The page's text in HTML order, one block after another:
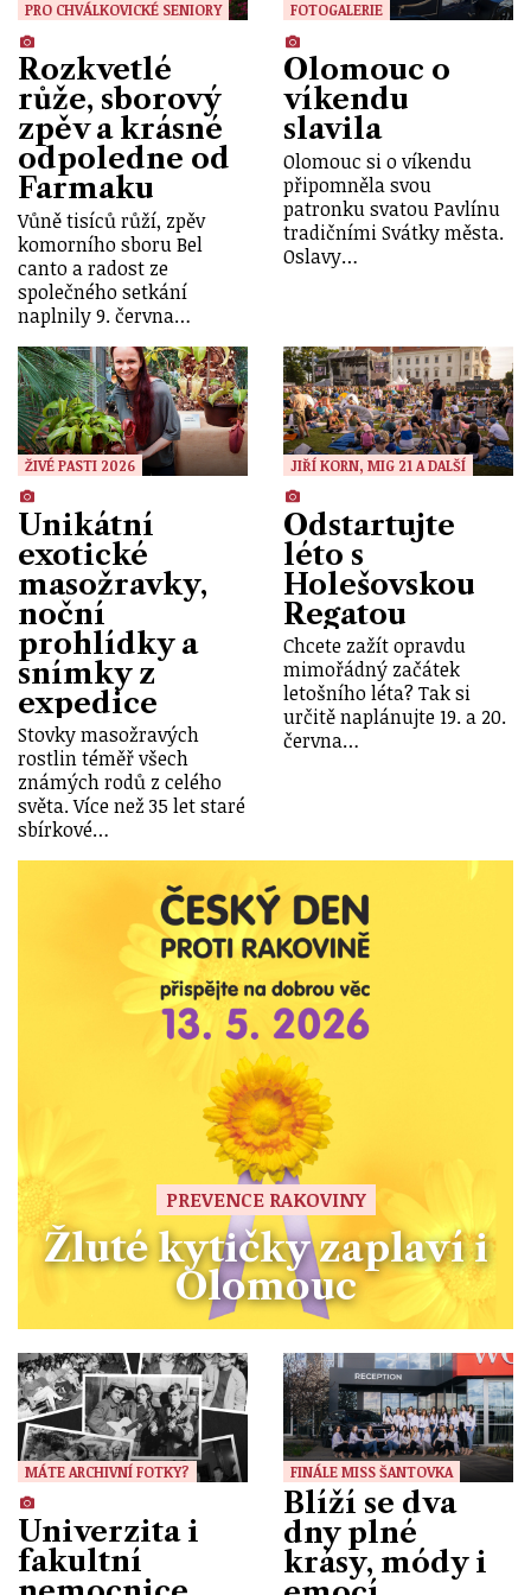
PRO CHVÁLKOVICKÉ SENIORY
Rozkvetlé
růže, sborový
zpěv a krásné
odpoledne od
Farmaku
Vůně tisíců růží, zpěv
komorního sboru Bel
canto a radost ze
společného setkání
naplnily 9. června…
FOTOGALERIE
Olomouc o
víkendu
slavila
Olomouc si o víkendu
připomněla svou
patronku svatou Pavlínu
tradičními Svátky města.
Oslavy…
ŽIVÉ PASTI 2026
Unikátní
exotické
masožravky,
noční
prohlídky a
snímky z
expedice
Stovky masožravých
rostlin téměř všech
známých rodů z celého
světa. Více než 35 let staré
sbírkové…
JIŘÍ KORN, MIG 21 A DALŠÍ
Odstartujte
léto s
Holešovskou
Regatou
Chcete zažít opravdu
mimořádný začátek
letošního léta? Tak si
určitě naplánujte 19. a 20.
června…
PREVENCE RAKOVINY
Žluté kytičky zaplaví i
Olomouc
MÁTE ARCHIVNÍ FOTKY?
Univerzita i
fakultní
FINÁLE MISS ŠANTOVKA
Blíží se dva
dny plné
krásy, módy i